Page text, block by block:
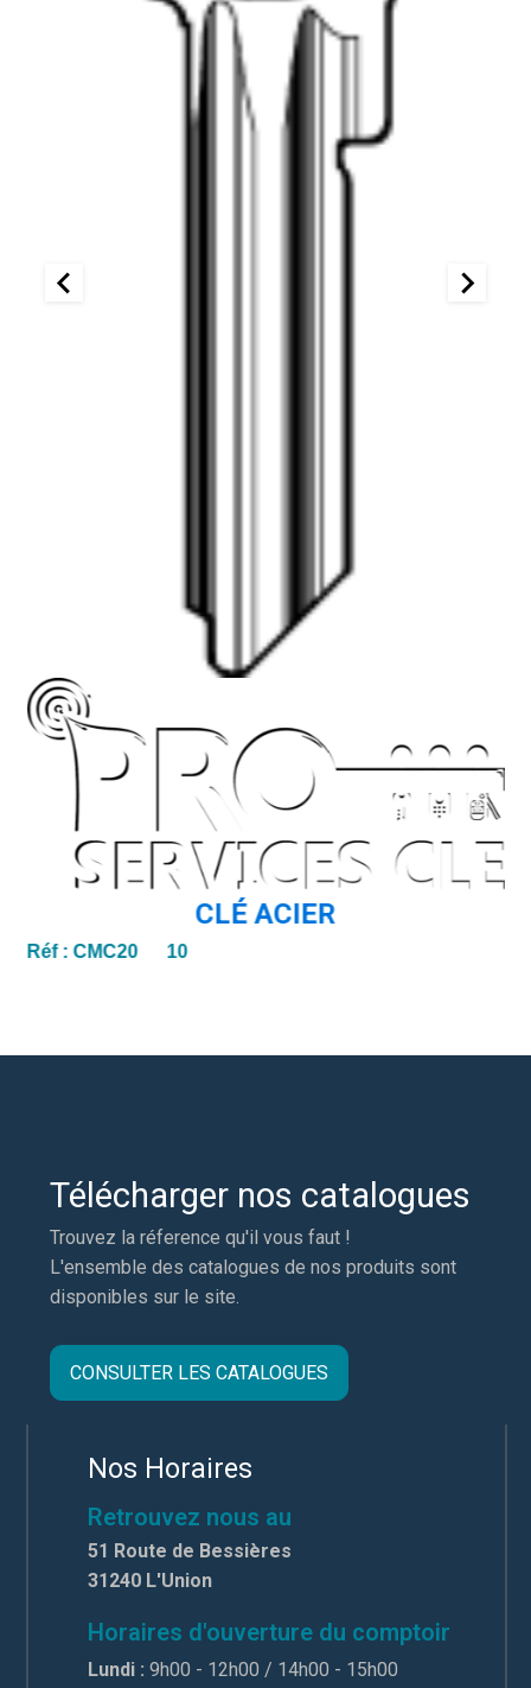
CLÉ ACIER
Réf :CMC20 10
Télécharger nos catalogues
Trouvez la réference qu'il vous faut !
L'ensemble des catalogues de nos produits sont
disponibles sur le site.
CONSULTER LES CATALOGUES
Nos Horaires
Retrouvez nous au
51 Route de Bessières
31240 L'Union
Horaires d'ouverture du comptoir
Lundi : 9h00 - 12h00 / 14h00 - 15h00